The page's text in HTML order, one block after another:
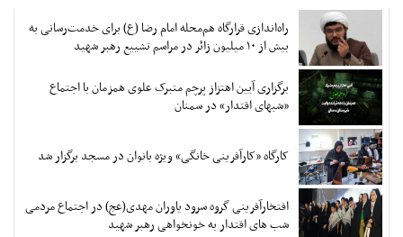
راه‌اندازی قرارگاه هم‌محله امام رضا (ع) برای خدمت‌رسانی به
بیش از ۱۰ میلیون زائر در مراسم تشییع رهبر شهید
برگزاری آیین اهتزاز پرچم متبرک علوی همزمان با اجتماع
«شبهای اقتدار» در سمنان
کارگاه «کارآفرینی خانگی» ویژه بانوان در مسجد برگزار شد
افتخارآفرینی گروه سرود یاوران مهدی(عج) در اجتماع مردمی
شب های اقتدار به خونخواهی رهبر شهید